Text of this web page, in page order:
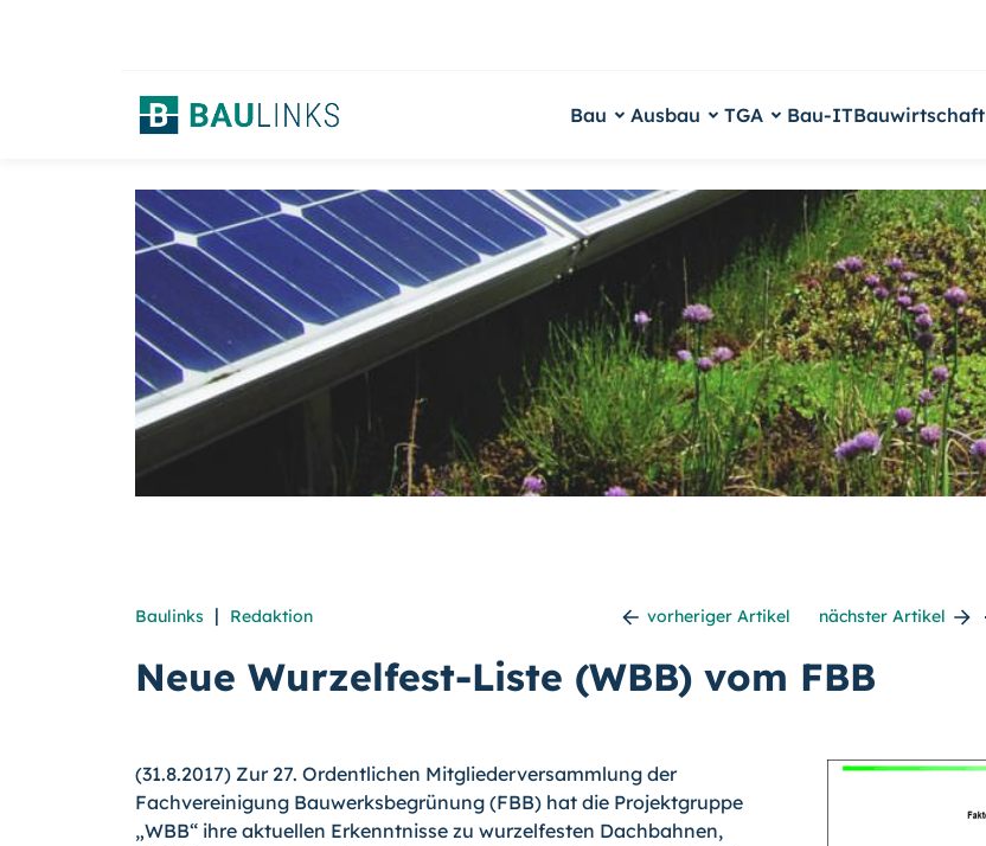
Bau Ausbau TGA Bau-ITBauwirtschaft
Baulinks | Redaktion vorheriger Artikel nächster Artikel
Neue Wurzelfest-Liste (WBB) vom FBB
(31.8.2017) Zur 27. Ordentlichen Mitgliederversammlung der
Fachvereinigung Bauwerksbegrünung (FBB) hat die Projektgruppe
„WBB“ ihre aktuellen Erkenntnisse zu wurzelfesten Dachbahnen,